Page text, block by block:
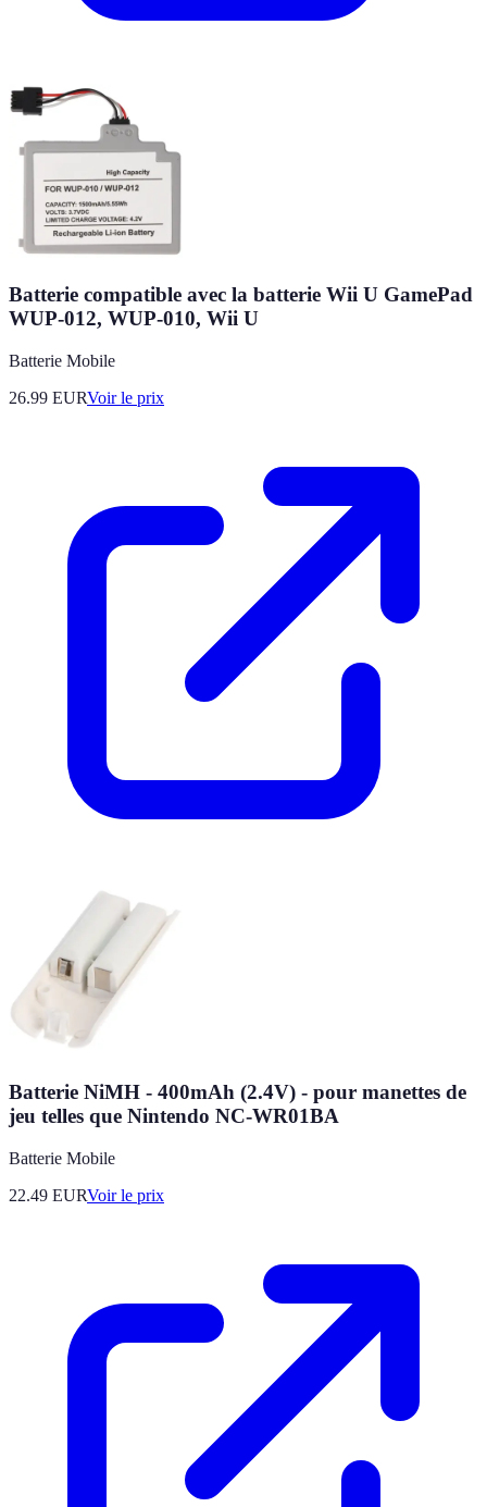
Batterie compatible avec la batterie Wii U GamePad
WUP-012, WUP-010, Wii U
Batterie Mobile
26.99 EURVoir le prix
Batterie NiMH - 400mAh (2.4V) - pour manettes de
jeu telles que Nintendo NC-WR01BA
Batterie Mobile
22.49 EURVoir le prix